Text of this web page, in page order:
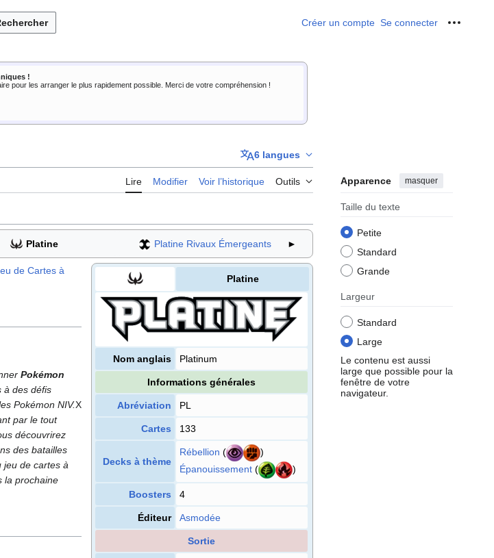
Créer un compte Se connecter Outils
!
pour les arranger le plus rapidement possible. Merci de votre compréhension !
6 langues
Lire Modifier Voir l’historique Outils Apparence masquer
Taille du texte
Petite
Standard
Grande
Largeur
Standard
Large
Le contenu est aussi
large que possible pour la
fenêtre de votre
navigateur.
Platine Platine Rivaux Émergeants ►
Platine
Nom anglais Platinum
Informations générales
Abréviation PL
Cartes 133
Decks à thème
Rébellion (
)
Épanouissement ( )
Boosters 4
Éditeur Asmodée
Sortie
de Cartes à
Pokémon
à des défis
Pokémon NIV.X
par le tout
découvrirez
des batailles
jeu de cartes à
la prochaine